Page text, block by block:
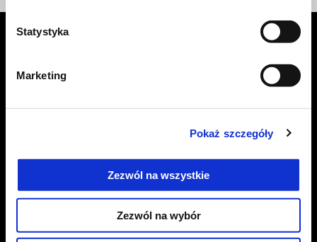
Statystyka
Marketing
Pokaż szczegóły
Zezwól na wszystkie
Zezwól na wybór
Stopka
ŚWIAT APRILIA